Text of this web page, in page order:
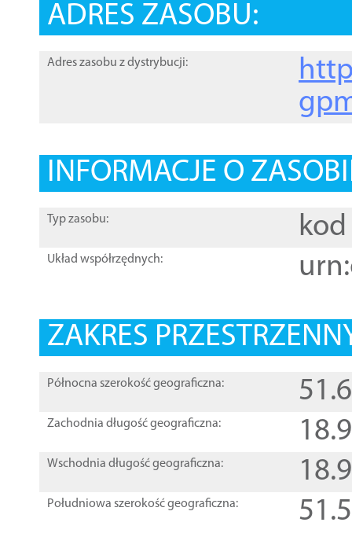
ADRES ZASOBU:
Adres zasobu z dystrybucji:
INFORMACJE O
Typ zasobu: kod
Układ współrzędnych:
ZAKRES
Północna szerokość geograficzna:
Zachodnia długość geograficzna:
Wschodnia długość geograficzna:
Południowa szerokość geograficzna: